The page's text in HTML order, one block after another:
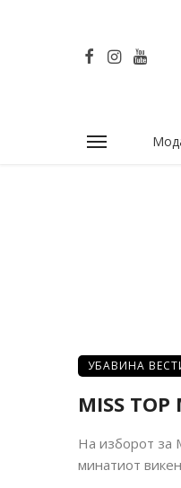
УБАВИНА
MISS TOP
На изборот за
минатиот